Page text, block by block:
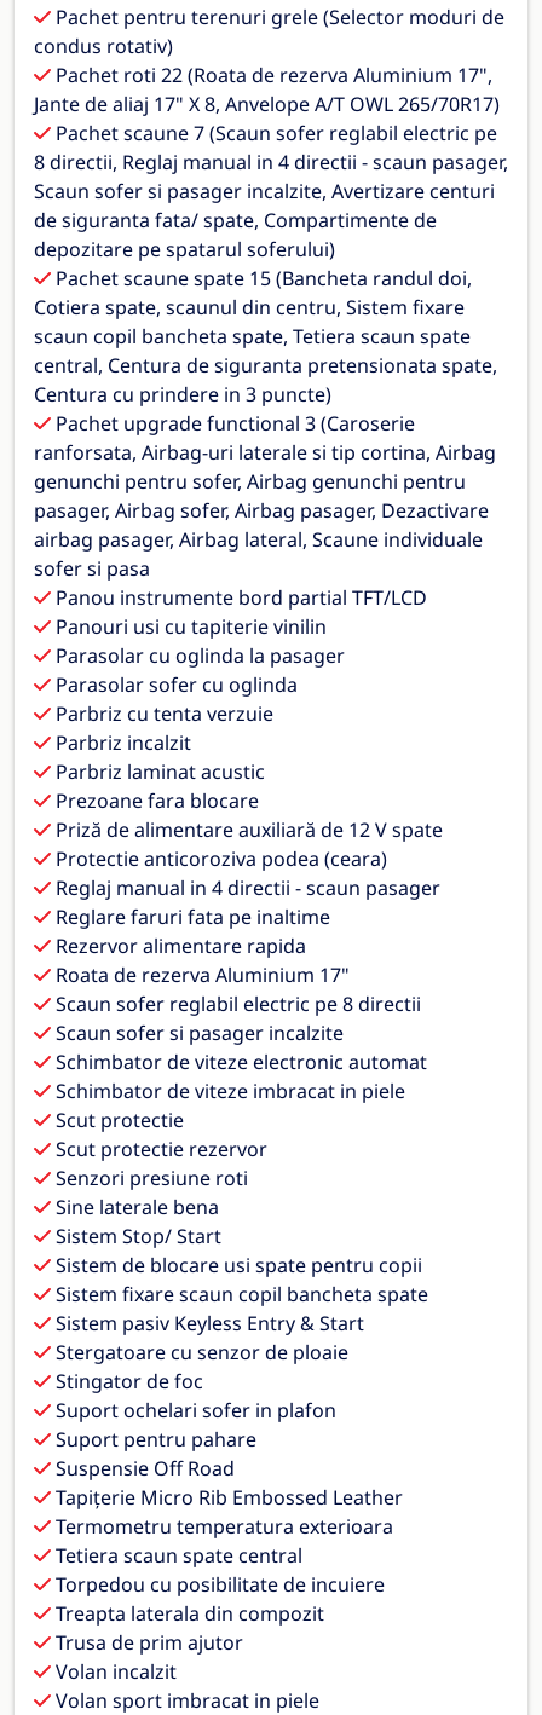
Pachet pentru terenuri grele (Selector moduri de
condus rotativ)
Pachet roti 22 (Roata de rezerva Aluminium 17",
Jante de aliaj 17" X 8, Anvelope A/T OWL 265/70R17)
Pachet scaune 7 (Scaun sofer reglabil electric pe
8 directii, Reglaj manual in 4 directii - scaun pasager,
Scaun sofer si pasager incalzite, Avertizare centuri
de siguranta fata/ spate, Compartimente de
depozitare pe spatarul soferului)
Pachet scaune spate 15 (Bancheta randul doi,
Cotiera spate, scaunul din centru, Sistem fixare
scaun copil bancheta spate, Tetiera scaun spate
central, Centura de siguranta pretensionata spate,
Centura cu prindere in 3 puncte)
Pachet upgrade functional 3 (Caroserie
ranforsata, Airbag-uri laterale si tip cortina, Airbag
genunchi pentru sofer, Airbag genunchi pentru
pasager, Airbag sofer, Airbag pasager, Dezactivare
airbag pasager, Airbag lateral, Scaune individuale
sofer si pasa
Panou instrumente bord partial TFT/LCD
Panouri usi cu tapiterie vinilin
Parasolar cu oglinda la pasager
Parasolar sofer cu oglinda
Parbriz cu tenta verzuie
Parbriz incalzit
Parbriz laminat acustic
Prezoane fara blocare
Priză de alimentare auxiliară de 12 V spate
Protectie anticoroziva podea (ceara)
Reglaj manual in 4 directii - scaun pasager
Reglare faruri fata pe inaltime
Rezervor alimentare rapida
Roata de rezerva Aluminium 17"
Scaun sofer reglabil electric pe 8 directii
Scaun sofer si pasager incalzite
Schimbator de viteze electronic automat
Schimbator de viteze imbracat in piele
Scut protectie
Scut protectie rezervor
Senzori presiune roti
Sine laterale bena
Sistem Stop/ Start
Sistem de blocare usi spate pentru copii
Sistem fixare scaun copil bancheta spate
Sistem pasiv Keyless Entry & Start
Stergatoare cu senzor de ploaie
Stingator de foc
Suport ochelari sofer in plafon
Suport pentru pahare
Suspensie Off Road
Tapițerie Micro Rib Embossed Leather
Termometru temperatura exterioara
Tetiera scaun spate central
Torpedou cu posibilitate de incuiere
Treapta laterala din compozit
Trusa de prim ajutor
Volan incalzit
Volan sport imbracat in piele